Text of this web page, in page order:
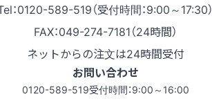
：0120-589-519（受付時間：9:00～17:30）
FAX：049-274-7181（24時間）
ネットからの注文は24時間受付
お問い合わせ
0120-589-519受付時間：9:00～16:00